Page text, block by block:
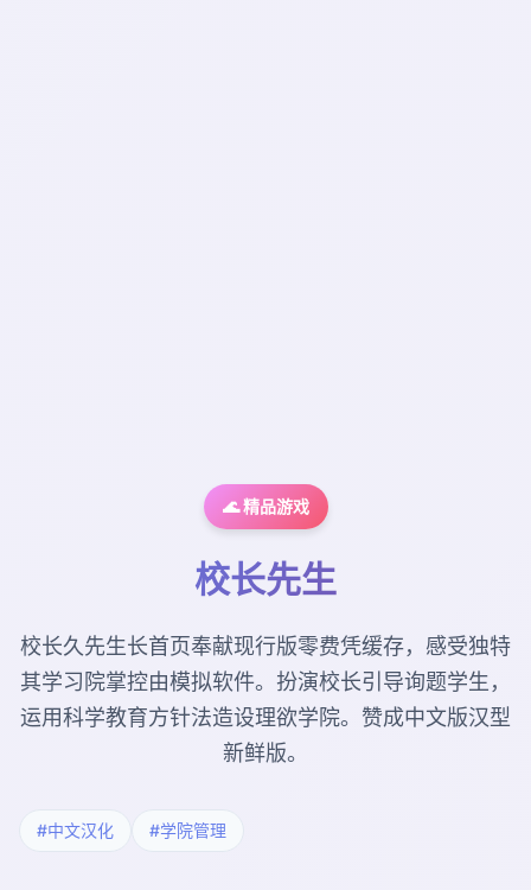
🌊 精品游戏
校长先生
校长久先生长首页奉献现行版零费凭缓存，感受独特
其学习院掌控由模拟软件。扮演校长引导询题学生，
运用科学教育方针法造设理欲学院。赞成中文版汉型
新鲜版。
#中文汉化 #学院管理